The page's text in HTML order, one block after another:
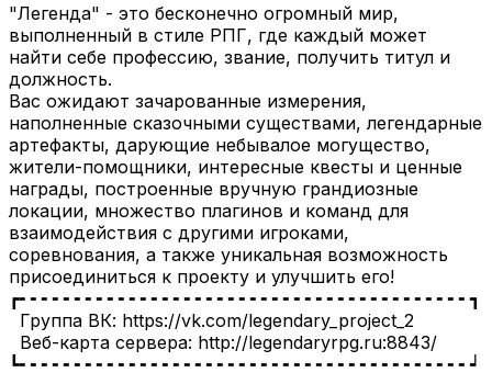
"Легенда" - это бесконечно огромный мир,
выполненный в стиле РПГ, где каждый может
найти себе профессию, звание, получить титул и
должность.
Вас ожидают зачарованные измерения,
наполненные сказочными существами, легендарные
артефакты, дарующие небывалое могущество,
жители-помощники, интересные квесты и ценные
награды, построенные вручную грандиозные
локации, множество плагинов и команд для
взаимодействия с другими игроками,
соревнования, а также уникальная возможность
присоединиться к проекту и улучшить его!
┏╸╸╸╸╸╸╸╸╸╸╸╸╸╸╸╸╸╸╸╸╸╸╸╸╸╸╸╸╸╸╸╸╸╸╸╸╸╸╸╸╸┓
Группа ВК: https://vk.com/legendary_project_2
Веб-карта сервера: http://legendaryrpg.ru:8843/
┗╸╸╸╸╸╸╸╸╸╸╸╸╸╸╸╸╸╸╸╸╸╸╸╸╸╸╸╸╸╸╸╸╸╸╸╸╸╸╸╸╸┙